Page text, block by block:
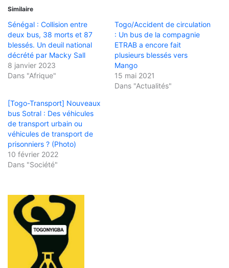
Similaire
Sénégal : Collision entre
deux bus, 38 morts et 87
blessés. Un deuil national
décrété par Macky Sall
8 janvier 2023
Dans "Afrique"
Togo/Accident de circulation
: Un bus de la compagnie
ETRAB a encore fait
plusieurs blessés vers
Mango
15 mai 2021
Dans "Actualités"
[Togo-Transport] Nouveaux
bus Sotral : Des véhicules
de transport urbain ou
véhicules de transport de
prisonniers ? (Photo)
10 février 2022
Dans "Société"